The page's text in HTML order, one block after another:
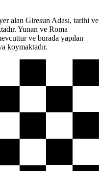
alan Giresun Adası, tarihi ve
Yunan ve Roma
ve burada yapılan
koymaktadır.